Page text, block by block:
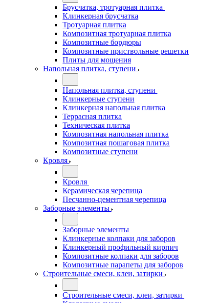
Брусчатка, тротуарная плитка
Клинкерная брусчатка
Тротуарная плитка
Композитная тротуарная плитка
Композитные бордюры
Композитные приствольные решетки
Плиты для мощения
Напольная плитка, ступени
Напольная плитка, ступени
Клинкерные ступени
Клинкерная напольная плитка
Террасная плитка
Техническая плитка
Композитная напольная плитка
Композитная пошаговая плитка
Композитные ступени
Кровля
Кровля
Керамическая черепица
Песчанно-цементная черепица
Заборные элементы
Заборные элементы
Клинкерные колпаки для заборов
Клинкерный профильный кирпич
Композитные колпаки для заборов
Композитные парапеты для заборов
Строительные смеси, клеи, затирки
Строительные смеси, клеи, затирки